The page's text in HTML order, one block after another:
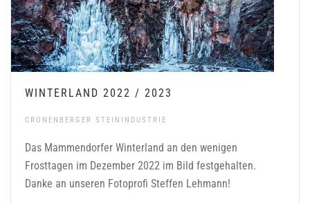
WINTERLAND 2022 / 2023
CRONENBERGER STEININDUSTRIE
Das Mammendorfer Winterland an den wenigen
Frosttagen im Dezember 2022 im Bild festgehalten.
Danke an unseren Fotoprofi Steffen Lehmann!